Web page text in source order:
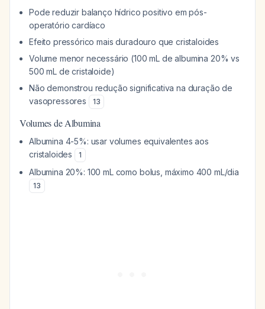
Pode reduzir balanço hídrico positivo em pós-
operatório cardíaco
Efeito pressórico mais duradouro que cristaloides
Volume menor necessário (100 mL de albumina 20% vs
500 mL de cristaloide)
Não demonstrou redução significativa na duração de
vasopressores
13
Volumes de Albumina
Albumina 4-5%: usar volumes equivalentes aos
cristaloides
1
Albumina 20%: 100 mL como bolus, máximo 400 mL/dia
13